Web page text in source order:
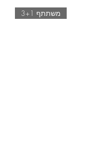
משתתף 3+1